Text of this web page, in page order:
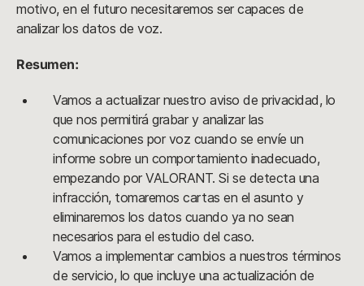
motivo, en el futuro necesitaremos ser capaces de
analizar los datos de voz.
Resumen:
Vamos a actualizar nuestro aviso de privacidad, lo
que nos permitirá grabar y analizar las
comunicaciones por voz cuando se envíe un
informe sobre un comportamiento inadecuado,
empezando por VALORANT. Si se detecta una
infracción, tomaremos cartas en el asunto y
eliminaremos los datos cuando ya no sean
necesarios para el estudio del caso.
Vamos a implementar cambios a nuestros términos
de servicio, lo que incluye una actualización de